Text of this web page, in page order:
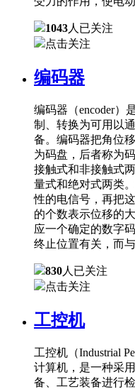
1043人已关注
点击关注
编码器
编码器（encoder）
制、转换为可用以
备。编码器把角位
为码盘，后者称为
接触式和非接触式
量式和绝对式两类
性的电信号，再把
的个数表示位移的
应一个确定的数字
终止位置有关，而
830人已关注
点击关注
工控机
工控机（Industrial
计算机，是一种采
备、工艺装备进行